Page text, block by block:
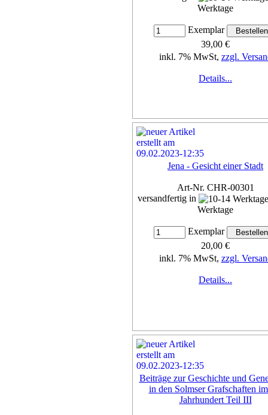
Werktage
Exemplar
39,00 €
inkl. 7% MwSt, zzgl.
Details...
Jena - Gesicht einer Stadt
Art-Nr. CHR-00301
versandfertig in
Werktage
Exemplar
20,00 €
inkl. 7% MwSt, zzgl.
Details...
Beiträge zur Geschichte und
in den Solmser Grafschaften
Jahrhundert Teil III